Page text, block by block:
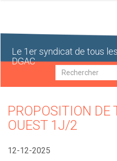
Le 1er syndicat de tous
DGAC
Recherche
PROPOSITION DE
OUEST 1J/2
12-12-2025